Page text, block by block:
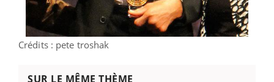
Crédits : pete troshak
SUR LE MÊME THÈME